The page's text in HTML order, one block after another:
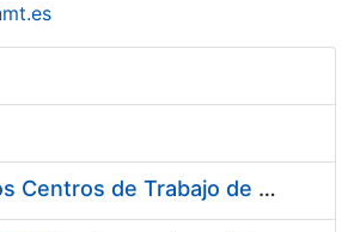
Suministro de Protectores Auditivos a medida para las personas trabajadoras de los Centros de Trabajo de Madrid y Burgos